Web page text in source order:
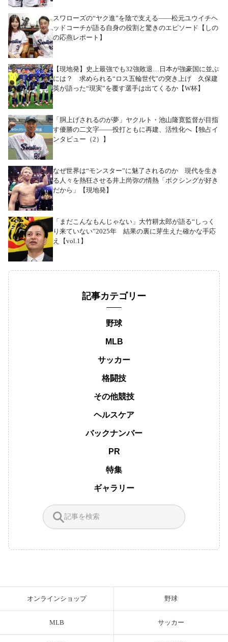
スワローズの“ヤク進”を陰で支える――松元ユウイチヘ
ッドコーチが語る自身の役割と驚きのエピソード【しの
の応燕レポート】
【現地発】史上最強でも32強敗退…日本が強豪国に並ぶ
には？ 求められる“ロス五輪世代”の突き上げ 久保建
英が語った“現実”を覆す選手は出てくるか【W杯】
「胴上げされるのが夢」ヤクルト・池山隆寛監督が目指
す優勝の二文字――投打ともに再建、活性化へ【独占イ
ンタビュー（2）】
なぜ世界は“モンスター”に魅了されるのか 現代を生き
る人々を熱狂させる井上尚弥の情熱「ボクシングが好き
だから」【現地発】
「まだこんなもんじゃない」大竹耕太郎が語る“しっく
り来ていない”2025年 結果の裏に芽生えた確かな手応
え【vol.1】
記事カテゴリー
野球
MLB
サッカー
格闘技
その他競技
ヘルスケア
バックナンバー
PR
特集
ギャラリー
オンラインショップ 野球
MLB サッカー